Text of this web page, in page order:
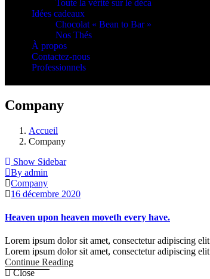
Toute la vérité sur le déca
Idées cadeaux
Chocolat « Bean to Bar »
Nos Thés
À propos
Contactez-nous
Professionnels
Company
Accueil
Company
Show Sidebar
By admin
Company
16 décembre 2020
Heaven upon heaven moveth every have.
Lorem ipsum dolor sit amet, consectetur adipiscing
Lorem ipsum dolor sit amet, consectetur adipiscing
Continue Reading
Close